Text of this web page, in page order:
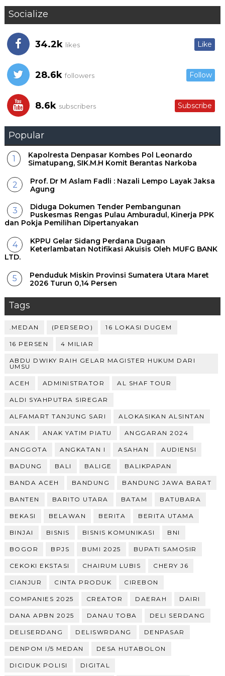
Socialize
34.2k likes Like
28.6k followers Follow
8.6k subscribers Subscribe
Popular
Kapolresta Denpasar Kombes Pol Leonardo
Simatupang, SIK.M.H Komit Berantas Narkoba
Prof. Dr M Aslam Fadli : Nazali Lempo Layak Jaksa
Agung
Diduga Dokumen Tender Pembangunan
Puskesmas Rengas Pulau Amburadul, Kinerja PPK
dan Pokja Pemilihan Dipertanyakan
KPPU Gelar Sidang Perdana Dugaan
Keterlambatan Notifikasi Akuisis Oleh MUFG BANK
LTD.
Penduduk Miskin Provinsi Sumatera Utara Maret
2026 Turun 0,14 Persen
Tags
.MEDAN (PERSERO) 16 LOKASI DUGEM
16 PERSEN 4 MILIAR
ABDU DWIKY RAIH GELAR MAGISTER HUKUM DARI
UMSU
ACEH ADMINISTRATOR AL SHAF TOUR
ALDI SYAHPUTRA SIREGAR
ALFAMART TANJUNG SARI ALOKASIKAN ALSINTAN
ANAK ANAK YATIM PIATU ANGGARAN 2024
ANGGOTA ANGKATAN I ASAHAN AUDIENSI
BADUNG BALI BALIGE BALIKPAPAN
BANDA ACEH BANDUNG BANDUNG JAWA BARAT
BANTEN BARITO UTARA BATAM BATUBARA
BEKASI BELAWAN BERITA BERITA UTAMA
BINJAI BISNIS BISNIS KOMUNIKASI BNI
BOGOR BPJS BUMI 2025 BUPATI SAMOSIR
CEKOKI EKSTASI CHAIRUM LUBIS CHERY J6
CIANJUR CINTA PRODUK CIREBON
COMPANIES 2025 CREATOR DAERAH DAIRI
DANA APBN 2025 DANAU TOBA DELI SERDANG
DELISERDANG DELISWRDANG DENPASAR
DENPOM I/5 MEDAN DESA HUTABOLON
DICIDUK POLISI DIGITAL